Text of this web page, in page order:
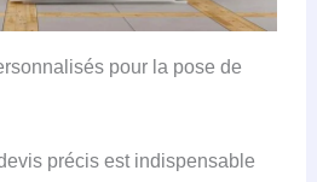
pour la pose de
précis est indispensable